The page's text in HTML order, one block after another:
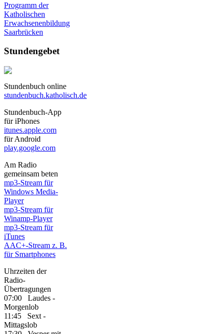
Programm der
Katholischen
Erwachsenenbildung
Saarbrücken
Stundengebet
Stundenbuch online
stundenbuch.katholisch.de
Stundenbuch-App
für iPhones
itunes.apple.com
für Android
play.google.com
Am Radio
gemeinsam beten
mp3-Stream für
Windows Media-
Player
mp3-Stream für
Winamp-Player
mp3-Stream für
iTunes
AAC+-Stream z. B.
für Smartphones
Uhrzeiten der
Radio-
Übertragungen
07:00 Laudes -
Morgenlob
11:45 Sext -
Mittagslob